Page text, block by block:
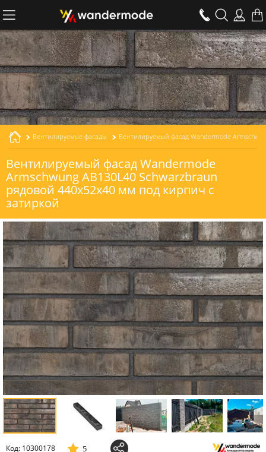
Вентилируемые фасады
Вентилируемый фасад Wandermode
Armschwung AB130L40 Schwarzbraun
рядовой 440x52x40 мм под кирпич с
затиркой
Код: 10300178 5